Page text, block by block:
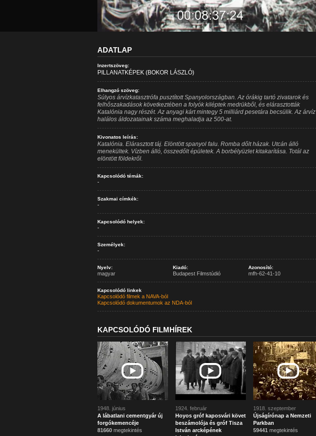
ADATLAP
Inzertszöveg:
PILLANATKÉPEK (BOKOR LÁSZLÓ)
Elhangzó szöveg:
Súlyos árvízkatasztrófa pusztított Spanyolországban. Az órákig tartó zivatarok és
felhőszakadások következtében a folyók kiléptek medrükből, és elárasztották
Katalónia nagy részét. Az anyagi kárt mintegy 5 milliárd pesetára becsülik. Az árvíz
halálos áldozatainak száma meghaladja az 500-at.
Kivonatos leírás:
Katalónia. Elárasztott táj. Elöntött spanyol falu. Romba dőlt házak. Utcán álló
menekültek. Vízben álló, összedőlt épületek. A borbélyüzlet kitakarítása. Totál az
elöntött földekről.
Kapcsolódó témák:
-
Szakmai címkék:
-
Kapcsolódó helyek:
-
Személyek:
-
Nyelv:
magyar
Kiadó:
Budapest Filmstúdió
Azonosító:
mfh-62-41-10
Kapcsolódó linkek
Kapcsolódó filmek a NAVA-ból
Kapcsolódó dokumentumok az NDA-ból
KAPCSOLÓDÓ FILMHÍREK
1948. június
A lábatlani cementgyár új
forgókemencéje
81660megtekintés
1924. február
Hoyos gróf kaposvári követ
beszámolója és gróf Tisza
István arcképének
1918. szeptember
Újságírónap a Nemzeti
Parkban
59441 megtekintés